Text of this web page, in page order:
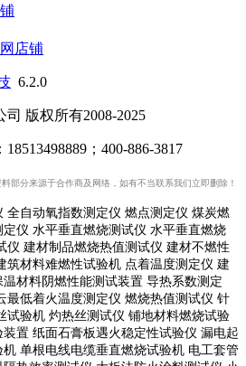
店铺
6.2.0
版权所有2008-2025
；400-886-3817
部分来源于合作商及网络，如有不当联系我们立即删除！
全自动氧指数测定仪 燃点测定仪 煤炭燃
仪 水平垂直燃烧测试仪 水平垂直燃烧
仪 建材制品燃烧热值测试仪 建材不燃性
筑材料难燃性试验机 点着温度测定仪 建
材料阴燃性能测试装置 导热系数测定
最低着火温度测定仪 燃烧热值测试仪 针
试验机 灼热丝测试仪 铺地材料燃烧试验
装置 纸面石膏板遇火稳定性试验仪 漏电起
机 单根电线电缆垂直燃烧试验机 电工套管